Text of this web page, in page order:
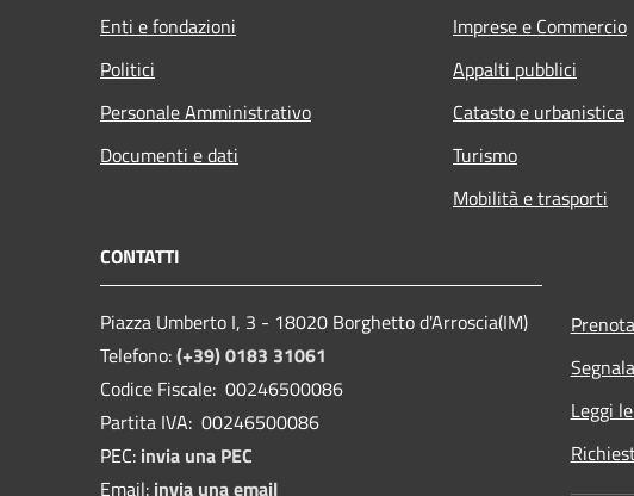
Enti e fondazioni
Politici
Personale Amministrativo
Documenti e dati
Imprese e Commercio
Appalti pubblici
Catasto e urbanistica
Turismo
Mobilità e trasporti
CONTATTI
Piazza Umberto I, 3 - 18020 Borghetto d'Arroscia(IM)
Telefono:(+39) 0183 31061
Codice Fiscale: 00246500086
Partita IVA: 00246500086
PEC: invia una PEC
Email: invia una email
Leggi